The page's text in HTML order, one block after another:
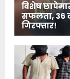
विशेष
सफलता, 36
गिरफ्तार!